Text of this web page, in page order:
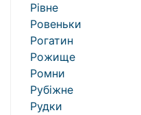
Рівне
Ровеньки
Рогатин
Рожище
Ромни
Рубіжне
Рудки